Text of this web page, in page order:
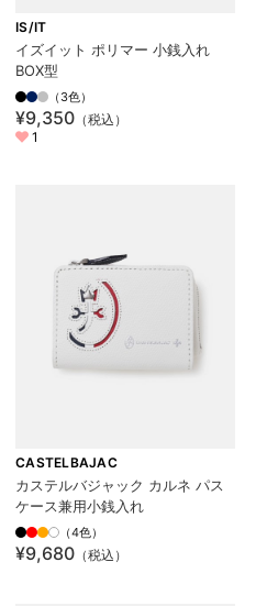
IS/IT
イズイット ポリマー 小銭入れ
BOX型
（3色）
¥9,350 （税込）
1
CASTELBAJAC
カステルバジャック カルネ パス
ケース兼用小銭入れ
（4色）
¥9,680 （税込）